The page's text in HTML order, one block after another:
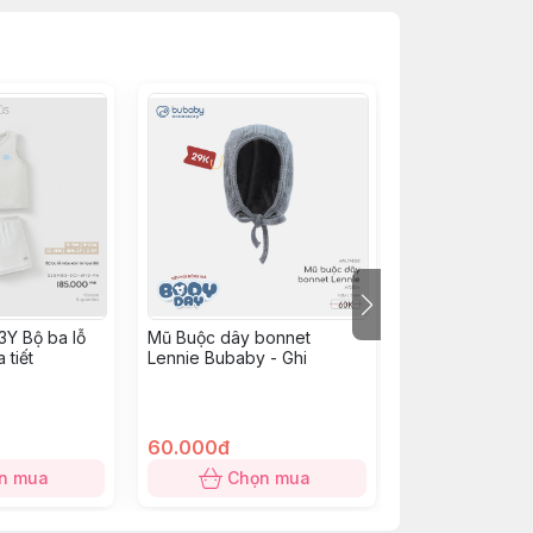
Bộ ba lỗ
tiết
mua
Mũ Buộc dây bonnet
Lennie Bubaby - Ghi
60.000đ
Chọn mua